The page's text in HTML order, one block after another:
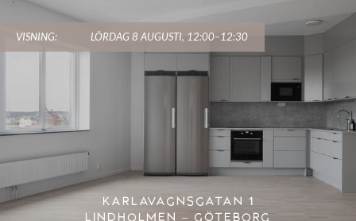
VISNING: LÖRDAG 8 AUGUSTI, 12:00–12:30
KARLAVAGNSGATAN 1
LINDHOLMEN – GÖTEBORG